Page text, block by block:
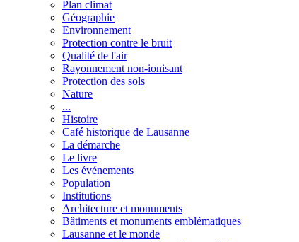
Plan climat
Géographie
Environnement
Protection contre le bruit
Qualité de l'air
Rayonnement non-ionisant
Protection des sols
Nature
...
Histoire
Café historique de Lausanne
La démarche
Le livre
Les événements
Population
Institutions
Architecture et monuments
Bâtiments et monuments emblématiques
Lausanne et le monde